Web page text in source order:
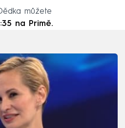
můžete
na Primě.